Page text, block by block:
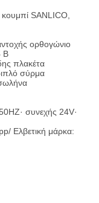
SANLICO,
ορθογώνιο
Β
πλακέτα
σύρμα
συνεχής 24V·
Ελβετική μάρκα: